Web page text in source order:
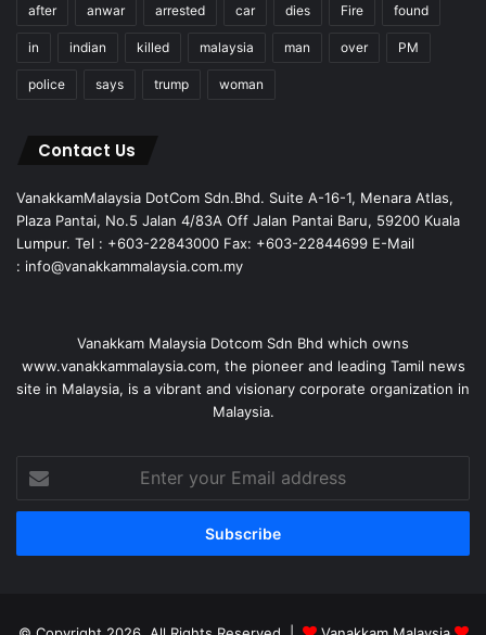
after anwar arrested car dies Fire found
in indian killed malaysia man over PM
police says trump woman
Contact Us
VanakkamMalaysia DotCom Sdn.Bhd. Suite A-16-1, Menara Atlas,
Plaza Pantai, No.5 Jalan 4/83A Off Jalan Pantai Baru, 59200 Kuala
Lumpur. Tel : +603-22843000 Fax: +603-22844699 E-Mail
: info@vanakkammalaysia.com.my
Vanakkam Malaysia Dotcom Sdn Bhd which owns
www.vanakkammalaysia.com, the pioneer and leading Tamil news
site in Malaysia, is a vibrant and visionary corporate organization in
Malaysia.
your
Email